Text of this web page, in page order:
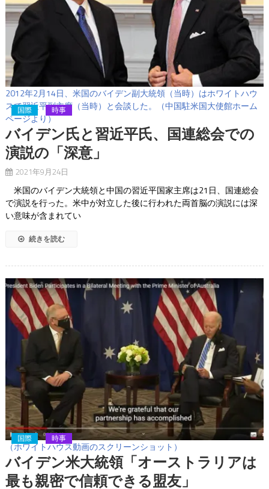
2012年2月14日、米国のバイデン副大統領（当時）はホワイトハウ
スで習近平副主席（当時）と会談した。（中国駐米国大使館ホーム
ページより）
国際 時事
バイデン氏と習近平氏、国連総会での
演説の「深意」
2021年9月24日
米国のバイデン大統領と中国の習近平国家主席は21日、国連総会
で演説を行った。米中が対立した後に行われた両首脳の演説には深
い意味が含まれてい
続きを読む
（ホワイトハウス動画のスクリーンショット）
国際 時事
バイデン米大統領「オーストラリアは
最も親密で信頼できる盟友」